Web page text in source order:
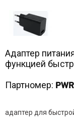
Адаптер
функцией
Партномер:
адаптер для